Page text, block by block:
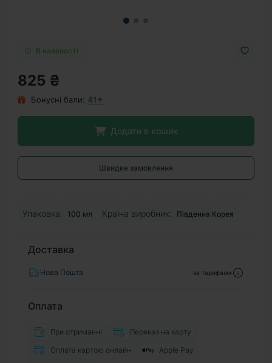
В наявності
825 ₴
Бонусні бали: 41✦
Додати в кошик
Швидке замовлення
Упаковка: 100 мл Країна виробник: Південна Корея
Доставка
Нова Пошта за тарифами
Оплата
При отриманні
Переказ на карту
Оплата картою онлайн
Apple Pay